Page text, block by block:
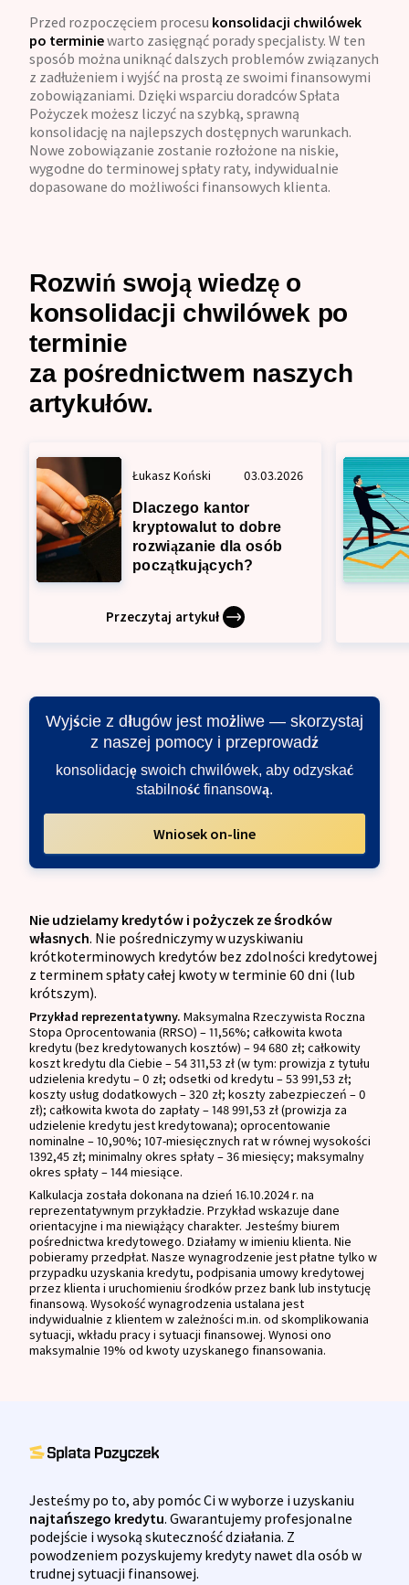
Przed rozpoczęciem procesu konsolidacji chwilówek
po terminiewarto zasięgnąć porady specjalisty. W ten
sposób można uniknąć dalszych problemów związanych
z zadłużeniem i wyjść na prostą ze swoimi finansowymi
zobowiązaniami. Dzięki wsparciu doradców Spłata
Pożyczek możesz liczyć na szybką, sprawną
konsolidację na najlepszych dostępnych warunkach.
Nowe zobowiązanie zostanie rozłożone na niskie,
wygodne do terminowej spłaty raty, indywidualnie
dopasowane do możliwości finansowych klienta.
Rozwiń swoją wiedzę o
konsolidacji chwilówek po
terminie
za pośrednictwem naszych
artykułów.
Łukasz Koński 03.03.2026
Dlaczego kantor
kryptowalut to dobre
rozwiązanie dla osób
początkujących?
Przeczytaj artykuł
Wyjście z długów jest możliwe — skorzystaj
z naszej pomocy i przeprowadź
konsolidację swoich chwilówek, aby odzyskać
stabilność finansową.
Wniosek on-line
Nie udzielamy kredytów i pożyczek ze środków
własnych. Nie pośredniczymy w uzyskiwaniu
krótkoterminowych kredytów bez zdolności kredytowej
z terminem spłaty całej kwoty w terminie 60 dni (lub
krótszym).
Przykład reprezentatywny. Maksymalna Rzeczywista Roczna
Stopa Oprocentowania (RRSO) – 11,56%; całkowita kwota
kredytu (bez kredytowanych kosztów) – 94 680 zł; całkowity
koszt kredytu dla Ciebie – 54 311,53 zł (w tym: prowizja z tytułu
udzielenia kredytu – 0 zł; odsetki od kredytu – 53 991,53 zł;
koszty usług dodatkowych – 320 zł; koszty zabezpieczeń – 0
zł); całkowita kwota do zapłaty – 148 991,53 zł (prowizja za
udzielenie kredytu jest kredytowana); oprocentowanie
nominalne – 10,90%; 107-miesięcznych rat w równej wysokości
1392,45 zł; minimalny okres spłaty – 36 miesięcy; maksymalny
okres spłaty – 144 miesiące.
Kalkulacja została dokonana na dzień 16.10.2024 r. na
reprezentatywnym przykładzie. Przykład wskazuje dane
orientacyjne i ma niewiążący charakter. Jesteśmy biurem
pośrednictwa kredytowego. Działamy w imieniu klienta. Nie
pobieramy przedpłat. Nasze wynagrodzenie jest płatne tylko w
przypadku uzyskania kredytu, podpisania umowy kredytowej
przez klienta i uruchomieniu środków przez bank lub instytucję
finansową. Wysokość wynagrodzenia ustalana jest
indywidualnie z klientem w zależności m.in. od skomplikowania
sytuacji, wkładu pracy i sytuacji finansowej. Wynosi ono
maksymalnie 19% od kwoty uzyskanego finansowania.
Jesteśmy po to, aby pomóc Ci w wyborze i uzyskaniu
najtańszego kredytu. Gwarantujemy profesjonalne
podejście i wysoką skuteczność działania. Z
powodzeniem pozyskujemy kredyty nawet dla osób w
trudnej sytuacji finansowej.